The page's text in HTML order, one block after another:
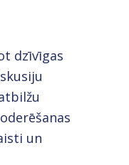
dzīvīgas
un